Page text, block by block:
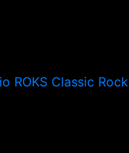
ROKS Classic Rock